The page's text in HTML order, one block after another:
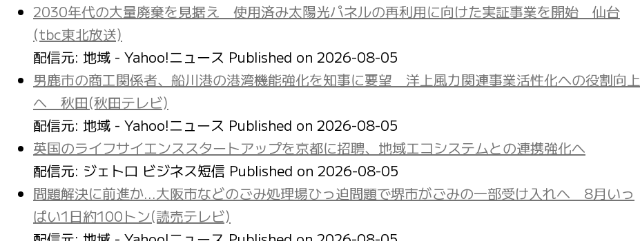
2030年代の大量廃棄を見据え 使用済み太陽光パネルの再利用に向けた実証事業を開始 仙台
(tbc東北放送)
配信元: 地域 - Yahoo!ニュース Published on 2026-08-05
男鹿市の商工関係者、船川港の港湾機能強化を知事に要望 洋上風力関連事業活性化への役割向上
へ 秋田(秋田テレビ)
配信元: 地域 - Yahoo!ニュース Published on 2026-08-05
英国のライフサイエンススタートアップを京都に招聘、地域エコシステムとの連携強化へ
配信元: ジェトロ ビジネス短信 Published on 2026-08-05
問題解決に前進か…大阪市などのごみ処理場ひっ迫問題で堺市がごみの一部受け入れへ 8月いっ
ぱい1日約100トン(読売テレビ)